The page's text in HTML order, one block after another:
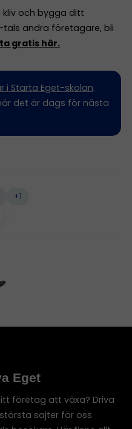
kliv och bygga ditt
andra företagare, bli
gratis här.
i Starta Eget-skolan.
det är dags för nästa
+1
Eget
företag att växa? Driva
sajter för oss